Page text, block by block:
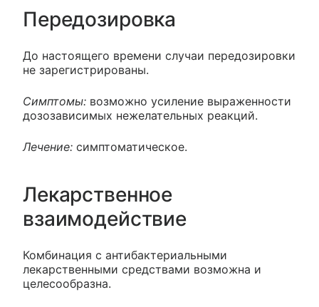
Передозировка
До настоящего времени случаи передозировки
не зарегистрированы.
Симптомы: возможно усиление выраженности
дозозависимых нежелательных реакций.
Лечение: симптоматическое.
Лекарственное
взаимодействие
Комбинация с антибактериальными
лекарственными средствами возможна и
целесообразна.